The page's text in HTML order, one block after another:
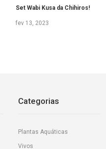
Set Wabi Kusa da Chihiros!
fev 13, 2023
Categorias
Plantas Aquáticas
Vivos